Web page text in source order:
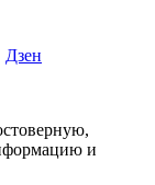
Дзен
и